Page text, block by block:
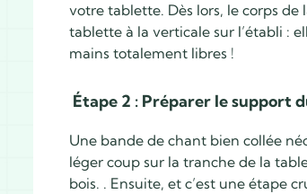
votre tablette. Dès lors, le corps
tablette à la verticale sur l’établi :
mains totalement libres !
Étape 2 : Préparer le support
Une bande de chant bien collée
léger coup sur la tranche de la
bois. . Ensuite, et c’est une étape